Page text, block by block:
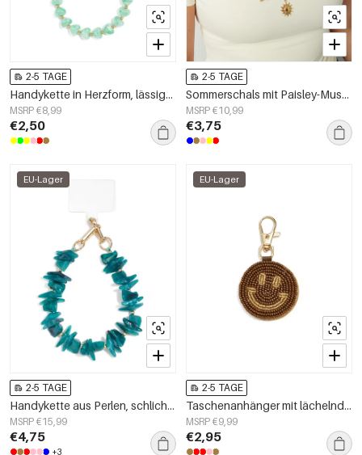
2-5 TAGE
Handykette in Herzform, lässiges Acryl, Alltagsaccessoire
MSRP €8,99
€2,50
2-5 TAGE
Sommerschals mit Paisley-Muster, aus Baumwolle, Urlaubs-Accessoires für jeden Tag
MSRP €10,99
€3,75
EU-Lager
2-5 TAGE
Handykette aus Perlen, schlichtes Acryl, Alltagsaccessoire
MSRP €15,99
€4,75
+3
EU-Lager
2-5 TAGE
Taschenanhänger mit lächelndem Gesicht, lässige Gläser, Alltagsaccessoires
MSRP €9,99
€2,95